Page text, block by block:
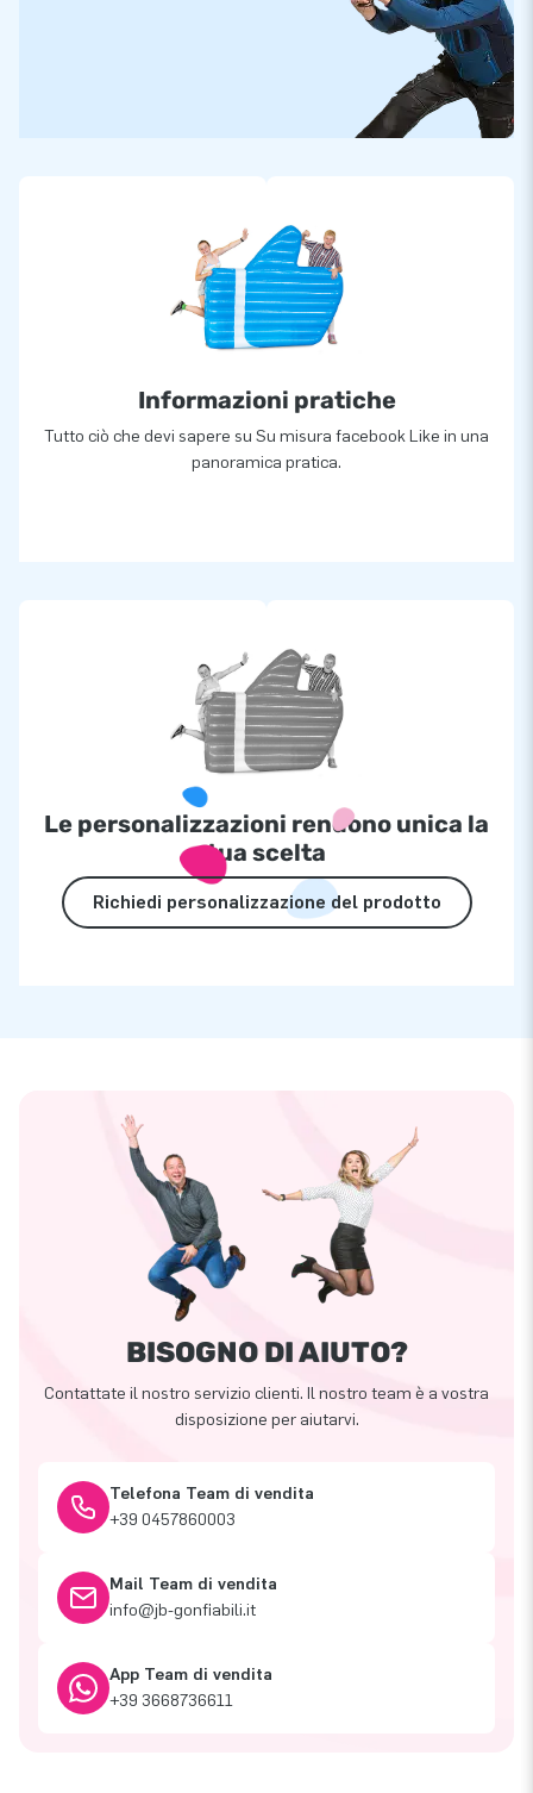
Informazioni pratiche
Tutto ciò che devi sapere su Su misura facebook Like in una
panoramica pratica.
Le personalizzazioni rendono unica la
tua scelta
Richiedi personalizzazione del prodotto
BISOGNO DI AIUTO?
Contattate il nostro servizio clienti. Il nostro team è a vostra
disposizione per aiutarvi.
Telefona Team di vendita
+39 0457860003
Mail Team di vendita
info@jb-gonfiabili.it
App Team di vendita
+39 3668736611